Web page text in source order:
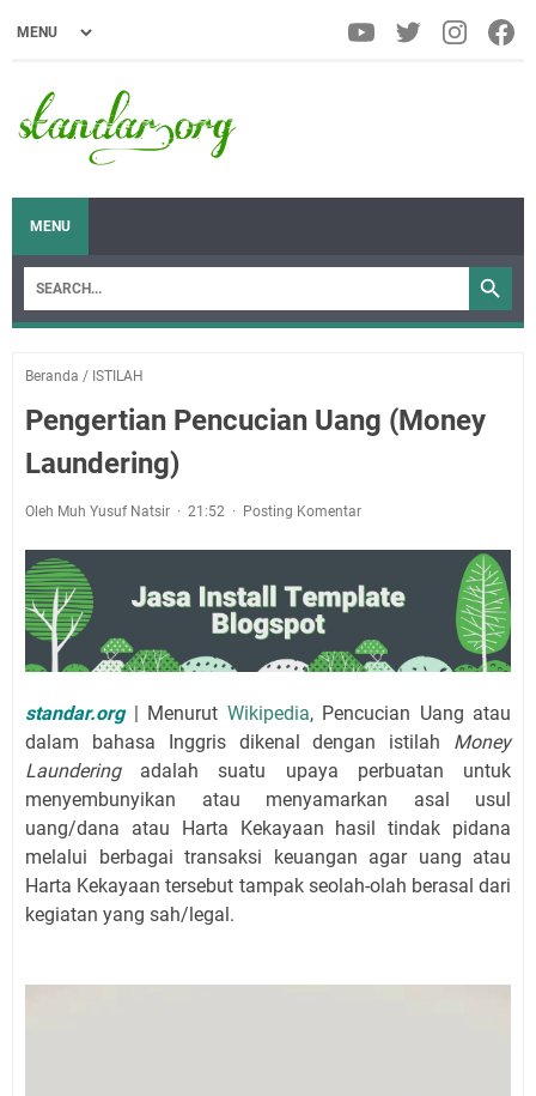
MENU
Beranda / ISTILAH
Pengertian Pencucian Uang (Money
Laundering)
Oleh Muh Yusuf Natsir 21:52 Posting Komentar
standar.org| Menurut Wikipedia, Pencucian Uang atau
dalam bahasa Inggris dikenal dengan istilah Money
Launderingadalah suatu upaya perbuatan untuk
menyembunyikan atau menyamarkan asal usul
uang/dana atau Harta Kekayaan hasil tindak pidana
melalui berbagai transaksi keuangan agar uang atau
Harta Kekayaan tersebut tampak seolah-olah berasal dari
kegiatan yang sah/legal.